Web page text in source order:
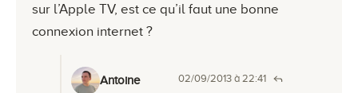
sur l’Apple TV, est ce qu’il faut une bonne
connexion internet ?
Antoine 02/09/2013 à 22:41